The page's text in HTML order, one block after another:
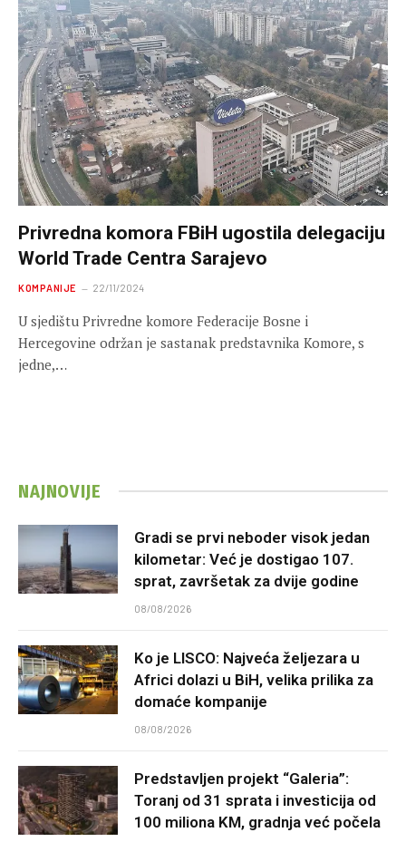
Privredna komora FBiH ugostila delegaciju
World Trade Centra Sarajevo
KOMPANIJE 22/11/2024
U sjedištu Privredne komore Federacije Bosne i
Hercegovine održan je sastanak predstavnika Komore, s
jedne,…
NAJNOVIJE
Gradi se prvi neboder visok jedan
kilometar: Već je dostigao 107.
sprat, završetak za dvije godine
08/08/2026
Ko je LISCO: Najveća željezara u
Africi dolazi u BiH, velika prilika za
domaće kompanije
08/08/2026
Predstavljen projekt “Galeria”:
Toranj od 31 sprata i investicija od
100 miliona KM, gradnja već počela